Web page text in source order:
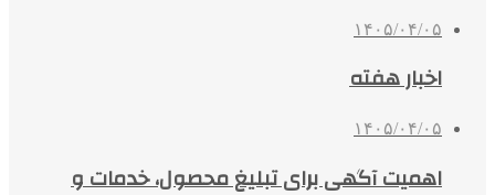
۱۴۰۵/۰۴/۰۵
اخبار هفته
۱۴۰۵/۰۴/۰۵
اهمیت آگهی برای تبلیغ محصول، خدمات و